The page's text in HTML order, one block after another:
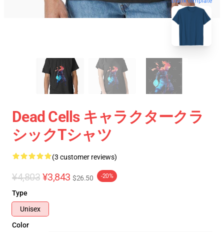
Dead Cells キャラクタークラ
シックTシャツ
(3 customer reviews)
¥4,803 ¥3,843 $26.50 -20%
Type
Unisex
Color